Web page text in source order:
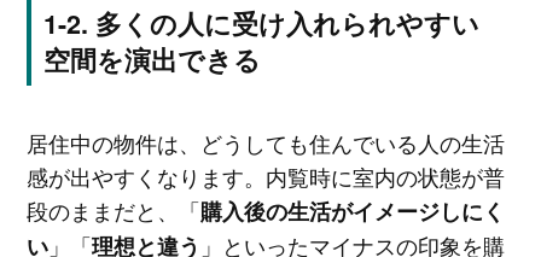
多くの人に受け入れられやすい
空間を演出できる
居住中の物件は、どうしても住んでいる人の生活
感が出やすくなります。内覧時に室内の状態が普
段のままだと、「購入後の生活がイメージしにく
い」「理想と違う 」といったマイナスの印象を購